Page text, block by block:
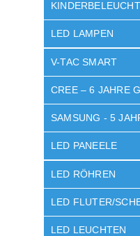
LED LAMPEN
V-TAC SMART
CREE – 6 JAHRE
SAMSUNG - 5
LED PANEELE
LED RÖHREN
LED FLUTER/
LED LEUCHTEN